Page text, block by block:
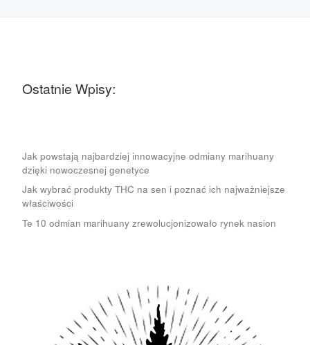
Ostatnie Wpisy:
Jak powstają najbardziej innowacyjne odmiany marihuany
dzięki nowoczesnej genetyce
Jak wybrać produkty THC na sen i poznać ich najważniejsze
właściwości
Te 10 odmian marihuany zrewolucjonizowało rynek nasion